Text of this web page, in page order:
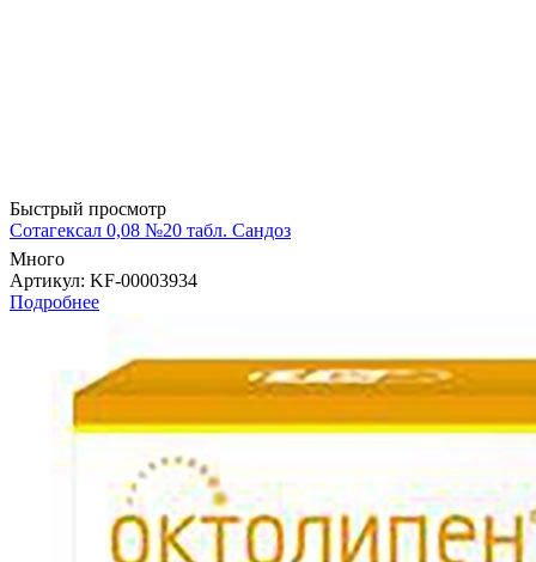
Быстрый просмотр
Сотагексал 0,08 №20 табл. Сандоз
Много
Артикул: KF-00003934
Подробнее